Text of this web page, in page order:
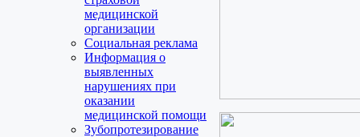
медицинской
организации
Социальная реклама
Информация о
выявленных
нарушениях при
оказании
медицинской помощи
Зубопротезирование